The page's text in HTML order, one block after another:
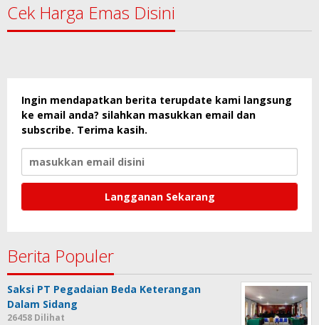
Cek Harga Emas Disini
Ingin mendapatkan berita terupdate kami langsung
ke email anda? silahkan masukkan email dan
subscribe. Terima kasih.
Berita Populer
Saksi PT Pegadaian Beda Keterangan
Dalam Sidang
26458 Dilihat